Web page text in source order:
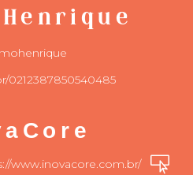
0212387850540485

www.inovacore.com.br/